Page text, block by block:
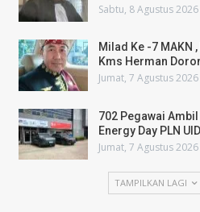
Sabtu, 8 Agustus 2026
Milad Ke -7 MAKN
Kms Herman
Jumat, 7 Agustus 2026
702 Pegawai
Energy Day PLN
Jumat, 7 Agustus 2026
TAMPILKAN LAGI